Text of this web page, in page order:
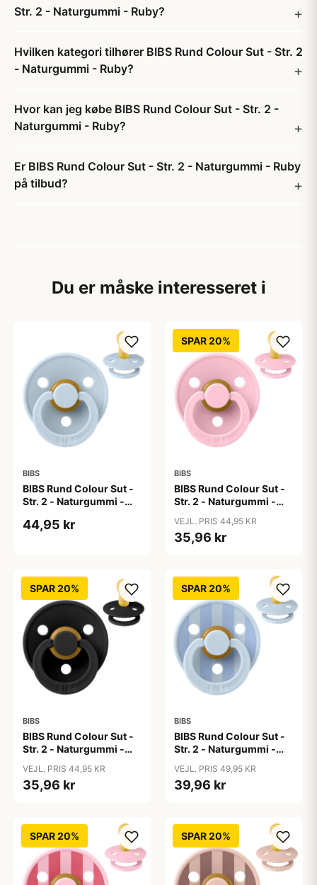
Str. 2 - Naturgummi - Ruby?
Hvilken kategori tilhører BIBS Rund Colour Sut - Str. 2
- Naturgummi - Ruby?
Hvor kan jeg købe BIBS Rund Colour Sut - Str. 2 -
Naturgummi - Ruby?
Er BIBS Rund Colour Sut - Str. 2 - Naturgummi - Ruby
på tilbud?
Du er måske interesseret i
BIBS
BIBS Rund Colour Sut -
Str. 2 - Naturgummi -
44,95 kr
SPAR 20%
BIBS
BIBS Rund Colour Sut -
Str. 2 - Naturgummi -
VEJL. PRIS 44,95 KR
35,96 kr
SPAR 20%
BIBS
BIBS Rund Colour Sut -
Str. 2 - Naturgummi -
VEJL. PRIS 44,95 KR
35,96 kr
SPAR 20%
BIBS
BIBS Rund Colour Sut -
Str. 2 - Naturgummi -
Blue/Dusty Blue
VEJL. PRIS 49,95 KR
39,96 kr
SPAR 20% SPAR 20%